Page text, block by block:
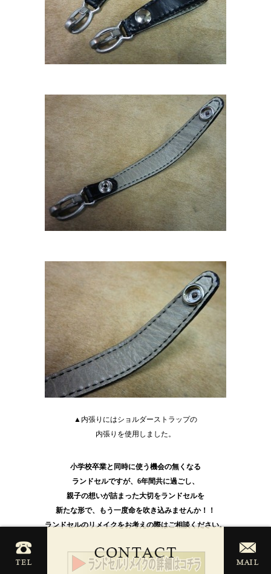
▲内張りにはショルダーストラップの
内張りを使用しました。
小学校卒業と同時に使う機会の無くなる
ランドセルですが、6年間共に過ごし、
親子の想いが詰まった大切をランドセルを
新たな形で、もう一度命を吹き込みませんか！！
ランドセルのリメイクをお考えの際はご相談ください。